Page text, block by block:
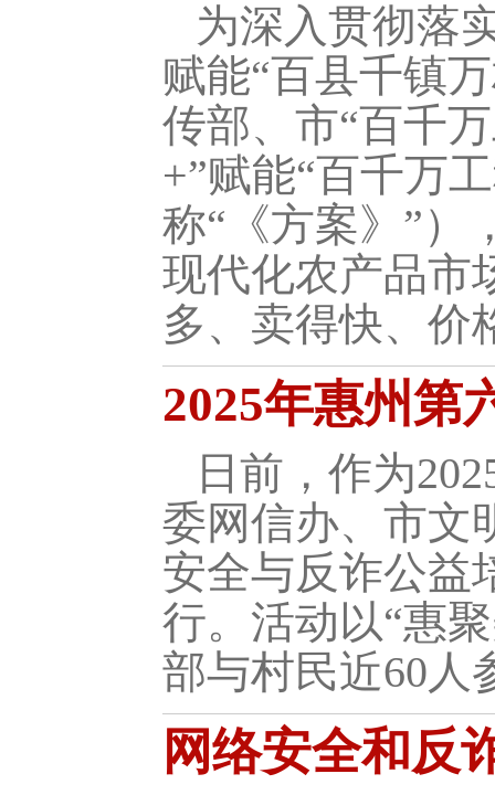
为深入贯彻落
赋能“百县千镇
传部、市“百千
+”赋能“百千万
称“《方案》”）
现代化农产品市
多、卖得快、价
2025年惠州第
日前，作为
委网信办、市文
安全与反诈公益
行。活动以“惠
部与村民近60人
网络安全和反